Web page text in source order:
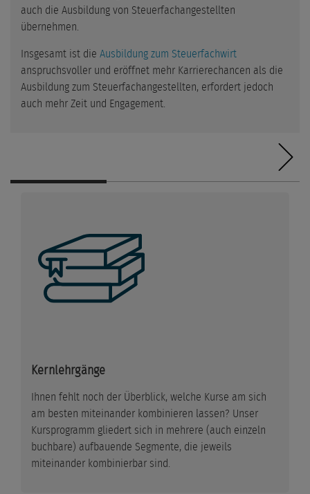
auch die Ausbildung von Steuerfachangestellten
übernehmen.
Insgesamt ist die Ausbildung zum Steuerfachwirt
anspruchsvoller und eröffnet mehr Karrierechancen als die
Ausbildung zum Steuerfachangestellten, erfordert jedoch
auch mehr Zeit und Engagement.
Kernlehrgänge
Ihnen fehlt noch der Überblick, welche Kurse am sich
am besten miteinander kombinieren lassen? Unser
Kursprogramm gliedert sich in mehrere (auch einzeln
buchbare) aufbauende Segmente, die jeweils
miteinander kombinierbar sind.